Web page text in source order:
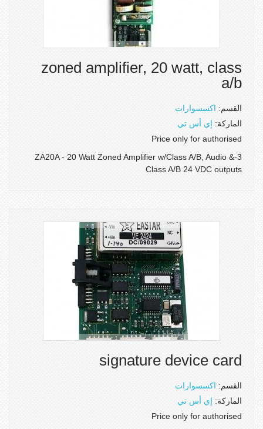
zoned amplifier, 20 watt, class
a/b
القسم: اكسسوارات
الماركة: إي أس تي
Price only for authorised
3-ZA20A - 20 Watt Zoned Amplifier w/Class A/B, Audio &
Class A/B 24 VDC outputs
signature device card
القسم: اكسسوارات
الماركة: إي أس تي
Price only for authorised